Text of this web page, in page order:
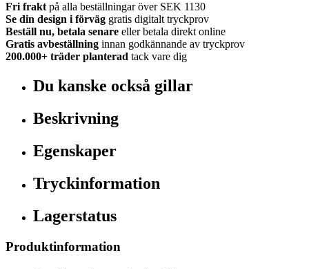
Fri frakt på alla beställningar över SEK 1130
Se din design i förväg gratis digitalt tryckprov
Beställ nu, betala senare eller betala direkt online
Gratis avbeställning innan godkännande av tryckprov
200.000+ träder planterad tack vare dig
Du kanske också gillar
Beskrivning
Egenskaper
Tryckinformation
Lagerstatus
Produktinformation